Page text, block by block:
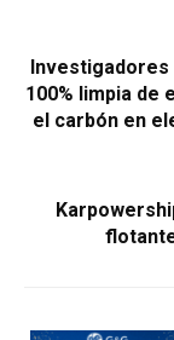
Investigadores
100% limpia de
el carbón en